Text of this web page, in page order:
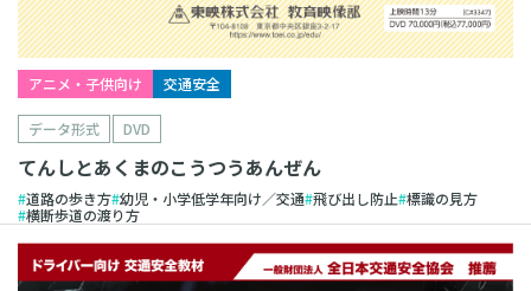
アニメ・子供向け 交通安全
データ形式 DVD
てんしとあくまのこうつうあんぜん
道路の歩き方 幼児・小学低学年向け／交通 飛び出し防止 標識の見方
横断歩道の渡り方